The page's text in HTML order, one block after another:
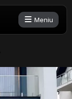
Meniu